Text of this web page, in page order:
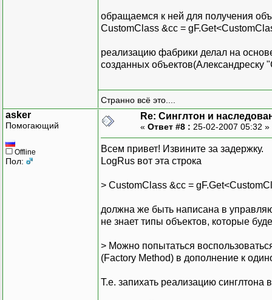
обращаемся к ней для получения
CustomClass &cc =
реализацию фабрики делал на
созданных
Странно всё это....
asker
Помогающий
Offline
Пол:
Re: Синглтон и
« Ответ #8 : 25-02-2007 05:32 »
Всем привет! Извините за задержку.
LogRus вот эта строка
> CustomClass &cc =
должна же быть написана в
не знает типы объектов, которые
> Можно попытаться
(Factory Method) в дополнение к
Т.е. запихать реализацию